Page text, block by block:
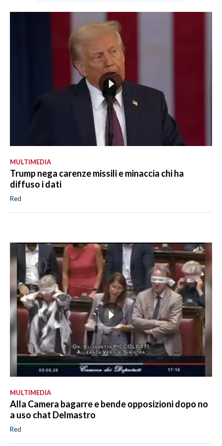
MULTIMEDIA
Trump nega carenze missili e minaccia chi ha
diffuso i dati
Red
MULTIMEDIA
Alla Camera bagarre e bende opposizioni dopo no
a uso chat Delmastro
Red